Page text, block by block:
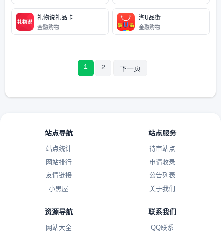
礼物说礼品卡
金融购物
淘U品街
金融购物
1 2 下一页
站点导航
站点统计
网站排行
友情链接
小黑屋
站点服务
待审站点
申请收录
公告列表
关于我们
资源导航
网站大全
联系我们
QQ联系